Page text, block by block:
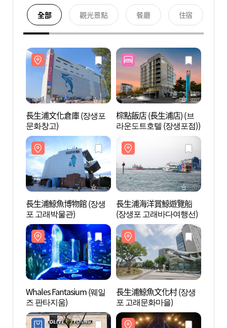
全部 觀光景點 餐廳 住宿
長生浦文化倉庫 (장생포
문화창고)
棕點飯店 (長生浦店) (브
라운도트호텔 (장생포점))
長生浦鯨魚博物館 (장생
포 고래박물관)
長生浦海洋賞鯨遊覽船
(장생포 고래바다여행선)
Whales Fantasium (웨일
즈 판타지움)
長生浦鯨魚文化村 (장생
포 고래문화마을)